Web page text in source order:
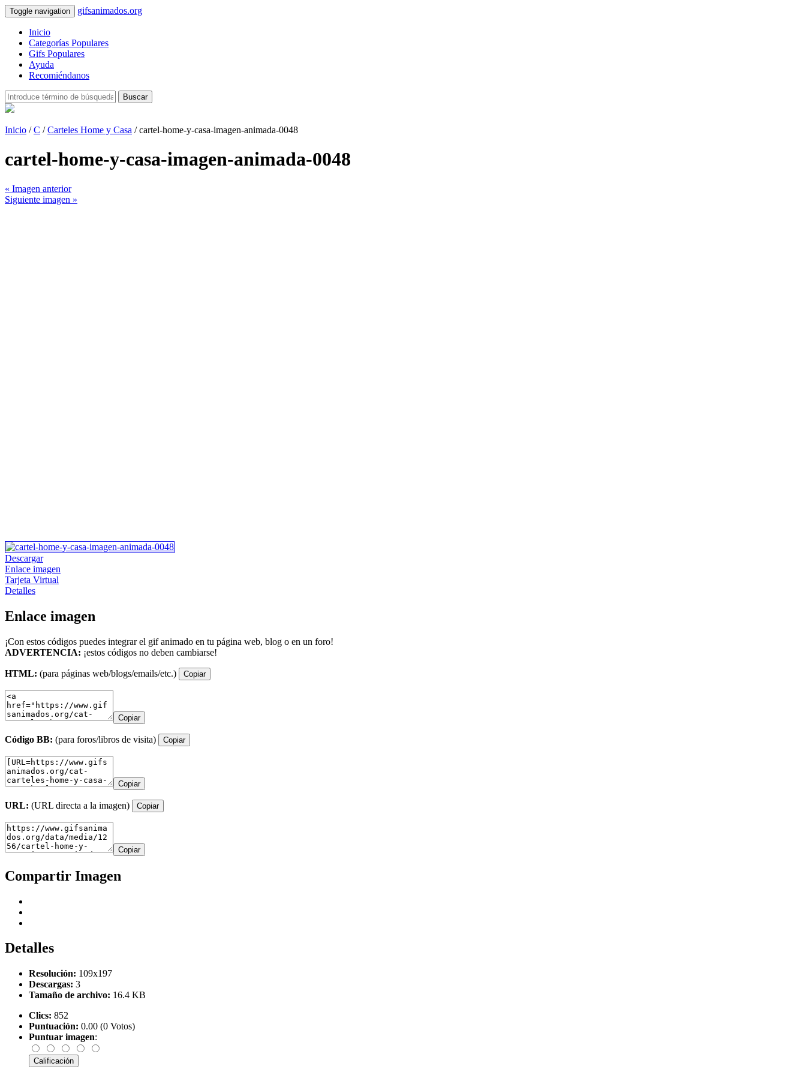
Toggle navigation gifsanimados.org
Inicio
Categorías Populares
Gifs Populares
Ayuda
Recomiéndanos
Buscar
Inicio /C /Carteles Home y Casa / cartel-home-y-casa-imagen-animada-0048
cartel-home-y-casa-imagen-animada-0048
« Imagen anterior
Siguiente imagen »
Descargar
Enlace imagen
Tarjeta Virtual
Detalles
Enlace imagen
¡Con estos códigos puedes integrar el gif animado en tu página web, blog o en un foro!
ADVERTENCIA: ¡estos códigos no deben cambiarse!
HTML: (para páginas web/blogs/emails/etc.) Copiar
Copiar
Código BB: (para foros/libros de visita) Copiar
Copiar
URL: (URL directa a la imagen) Copiar
Copiar
Compartir Imagen
Detalles
Resolución: 109x197
Descargas: 3
Tamaño de archivo: 16.4 KB
Clics: 852
Puntuación: 0.00 (0 Votos)
Puntuar imagen: